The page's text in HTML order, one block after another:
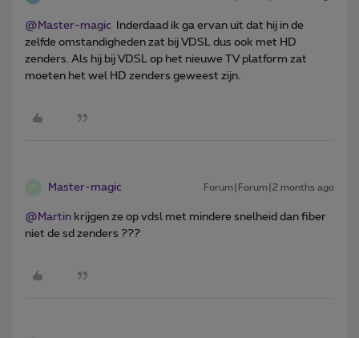
@Master-magic Inderdaad ik ga ervan uit dat hij in de
zelfde omstandigheden zat bij VDSL dus ook met HD
zenders. Als hij bij VDSL op het nieuwe TV platform zat
moeten het wel HD zenders geweest zijn.
Master-magic Forum|Forum|2 months ago
@Martin krijgen ze op vdsl met mindere snelheid dan fiber
niet de sd zenders ???